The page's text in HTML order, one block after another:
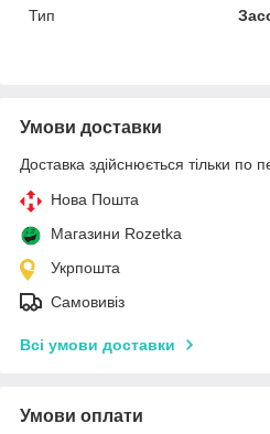
Тип
Умови доставки
Доставка здійснюється тільки по
Нова Пошта
Магазини Rozetka
Укрпошта
Самовивіз
Всі умови доставки
Умови оплати